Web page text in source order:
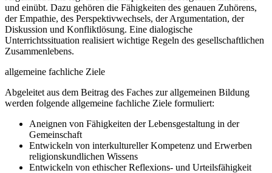
und einübt. Dazu gehören die Fähigkeiten des genauen Zuhörens,
der Empathie, des Perspektivwechsels, der Argumentation, der
Diskussion und Konfliktlösung. Eine dialogische
Unterrichtssituation realisiert wichtige Regeln des gesellschaftlichen
Zusammenlebens.
allgemeine fachliche Ziele
Abgeleitet aus dem Beitrag des Faches zur allgemeinen Bildung
werden folgende allgemeine fachliche Ziele formuliert:
Aneignen von Fähigkeiten der Lebensgestaltung in der
Gemeinschaft
Entwickeln von interkultureller Kompetenz und Erwerben
religionskundlichen Wissens
Entwickeln von ethischer Reflexions- und Urteilsfähigkeit